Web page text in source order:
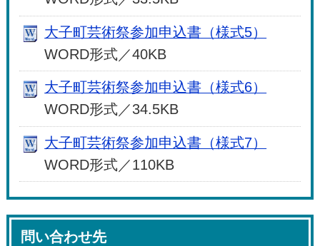
大子町芸術祭参加申込書（様式5）
WORD形式／40KB
大子町芸術祭参加申込書（様式6）
WORD形式／34.5KB
大子町芸術祭参加申込書（様式7）
WORD形式／110KB
問い合わせ先